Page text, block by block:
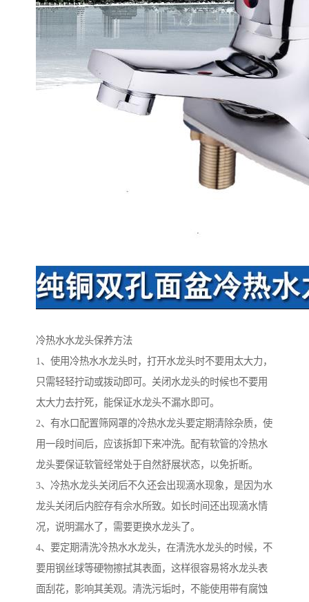
冷热水水龙头保养方法
1、使用冷热水水龙头时，打开水龙头时不要用太大力，
只需轻轻拧动或拨动即可。关闭水龙头的时候也不要用
太大力去拧死，能保证水龙头不漏水即可。
2、有水口配置筛网罩的冷热水龙头要定期清除杂质，使
用一段时间后，应该拆卸下来冲洗。配有软管的冷热水
龙头要保证软管经常处于自然舒展状态，以免折断。
3、冷热水龙头关闭后不久还会出现滴水现象，是因为水
龙头关闭后内腔存有佘水所致。如长时间还出现滴水情
况，说明漏水了，需要更换水龙头了。
4、要定期清洗冷热水水龙头，在清洗水龙头的时候，不
要用钢丝球等硬物擦拭其表面，这样很容易将水龙头表
面刮花，影响其美观。清洗污垢时，不能使用带有腐蚀